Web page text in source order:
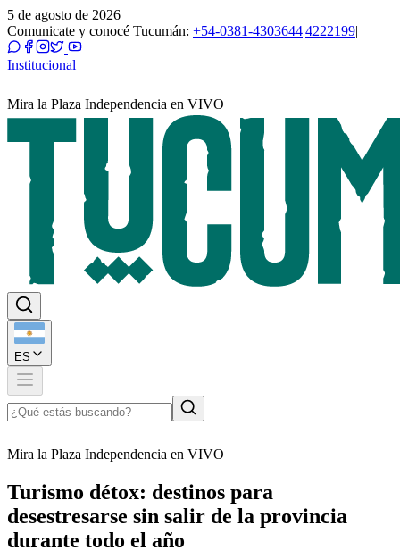
5 de agosto de 2026
Comunicate y conocé Tucumán: +54-0381-4303644|4222199|
Institucional
Mira la Plaza Independencia en VIVO
ES
Mira la Plaza Independencia en VIVO
Turismo détox: destinos para
desestresarse sin salir de la provincia
durante todo el año